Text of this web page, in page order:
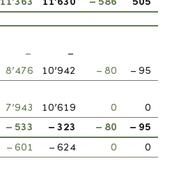
–
8’476
–
10’942
– 80
– 95
7’943 10’619 0
0
– 533 – 323 – 80
– 95
– 601 – 624 0
0